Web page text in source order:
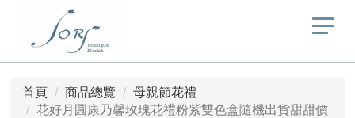
首頁 商品總覽
母親節花禮
花好月圓康乃馨玫瑰花禮粉紫雙色盒隨機出貨甜甜價